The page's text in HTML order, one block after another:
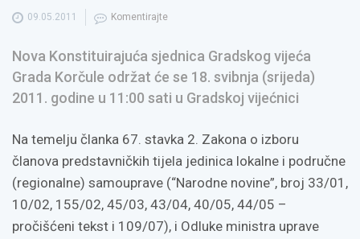
09.05.2011 Komentirajte
Nova Konstituirajuća sjednica Gradskog vijeća
Grada Korčule održat će se 18. svibnja (srijeda)
2011. godine u 11:00 sati u Gradskoj vijećnici
Na temelju članka 67. stavka 2. Zakona o izboru
članova predstavničkih tijela jedinica lokalne i područne
(regionalne) samouprave (“Narodne novine”, broj 33/01,
10/02, 155/02, 45/03, 43/04, 40/05, 44/05 –
pročišćeni tekst i 109/07), i Odluke ministra uprave